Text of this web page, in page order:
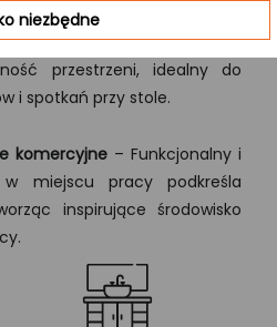
element aranżacji, który
przestrzeni, idealny do
i spotkań przy stole.
komercyjne – Funkcjonalny i
miejscu pracy podkreśla
inspirujące środowisko
niezbędne